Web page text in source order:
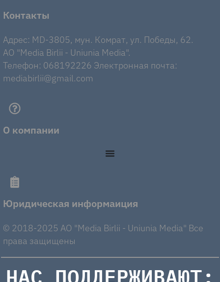
Контакты
Адрес: MD-3805, мун. Комрат, ул. Победы, 62.
AO "Media Birlii - Uniunia Media".
Телефон: 068192226 Электронная почта:
mediabirlii@gmail.com
О компании
Юридическая информаиция
© 2018-2025 AO "Media Birlii - Uniunia Media" Все
права защищены